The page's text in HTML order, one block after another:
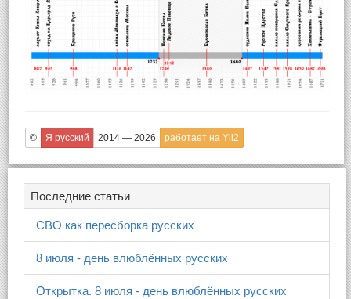
© Я русский 2014 — 2026 работает на Yii2
Последние статьи
СВО как пересборка русских
8 июля - день влюблённых русских
Открытка. 8 июля - день влюблённых русских